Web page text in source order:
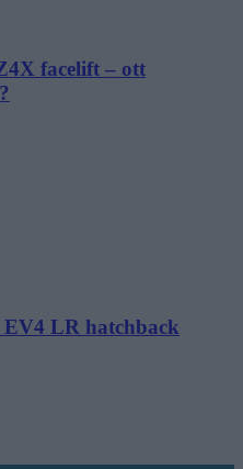
facelift – ott
LR hatchback